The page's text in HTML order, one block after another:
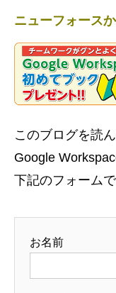
ニューフォース
このブログを読ん
Google
下記のフォーム
お名前